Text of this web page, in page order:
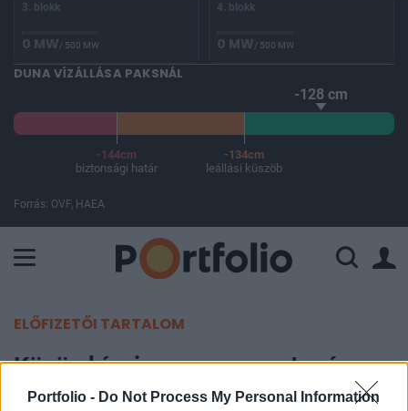
Portfolio - Do Not Process My Personal Information
3. blokk
0 MW/ 500 MW
4. blokk
0 MW/ 500 MW
DUNA VÍZÁLLÁSA PAKSNÁL
-128 cm
-144cm
biztonsági határ
-134cm
leállási küszöb
Forrás: OVF, HAEA
ELŐFIZETŐI TARTALOM
Közös kínai-magyar vonatgyár
épülhet